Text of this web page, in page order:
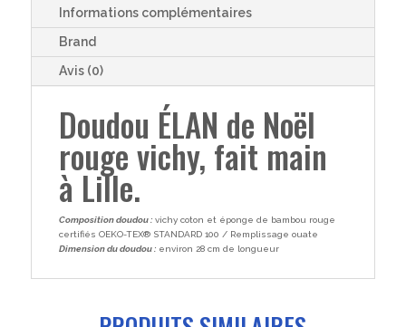
garçon
élan
noel
éponge
bambou
28cm
Informations complémentaires
Brand
Avis (0)
Doudou ÉLAN de Noël
rouge vichy, fait main
à Lille.
Composition doudou :vichy coton et éponge de bambou rouge
certifiés OEKO-TEX® STANDARD 100 / Remplissage ouate
Dimension du doudou :environ 28 cm de longueur